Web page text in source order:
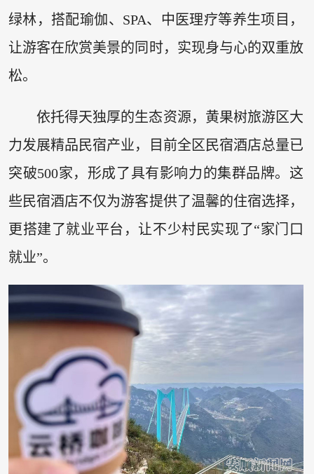
绿林，搭配瑜伽、SPA、中医理疗等养生项目，
让游客在欣赏美景的同时，实现身与心的双重放
松。
依托得天独厚的生态资源，黄果树旅游区大
力发展精品民宿产业，目前全区民宿酒店总量已
突破500家，形成了具有影响力的集群品牌。这
些民宿酒店不仅为游客提供了温馨的住宿选择，
更搭建了就业平台，让不少村民实现了“家门口
就业”。